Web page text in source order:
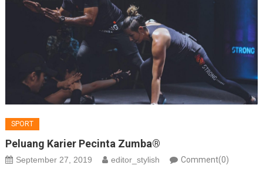
SPORT
Peluang Karier Pecinta Zumba®
September 27, 2019 editor_stylish Comment(0)